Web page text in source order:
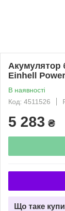
Акумулятор
Einhell
В наявності
Код: 4511526
5 283 ₴
Що таке